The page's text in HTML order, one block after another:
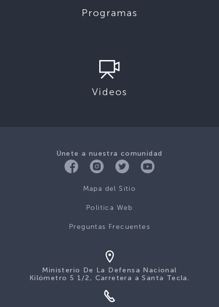
Programas
Videos
Únete a nuestra comunidad
Mapa del Sitio
Politica Web
Preguntas Frecuentes
Ministerio De La Defensa Nacional
Kilómetro 5 1/2, Carretera a Santa Tecla.